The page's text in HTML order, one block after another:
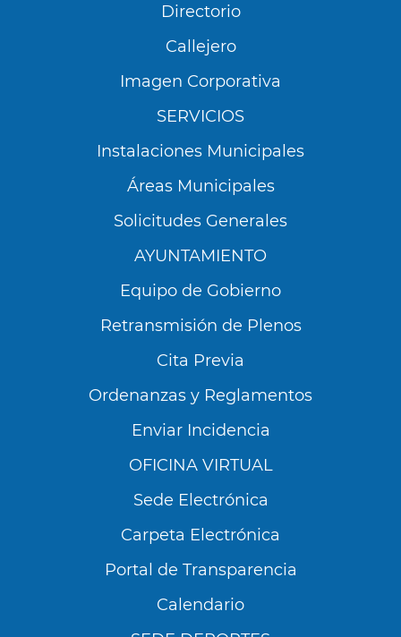
Utilizamos cookies propias y de terceros para
analizar nuestros servicios y mostrarte
publicidad relacionada con tus preferencias en
base a un perfil elaborado a partir de tus
Directorio
Callejero
Imagen Corporativa
SERVICIOS
Instalaciones Municipales
Áreas Municipales
Solicitudes Generales
AYUNTAMIENTO
Equipo de Gobierno
Retransmisión de Plenos
Cita Previa
Ordenanzas y Reglamentos
Enviar Incidencia
OFICINA VIRTUAL
Sede Electrónica
Carpeta Electrónica
Portal de Transparencia
Calendario